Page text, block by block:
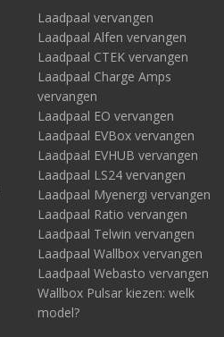
Laadpaal vervangen
Laadpaal Alfen vervangen
Laadpaal CTEK vervangen
Laadpaal Charge Amps
vervangen
Laadpaal EO vervangen
Laadpaal EVBox vervangen
Laadpaal EVHUB vervangen
Laadpaal LS24 vervangen
Laadpaal Myenergi vervangen
Laadpaal Ratio vervangen
Laadpaal Telwin vervangen
Laadpaal Wallbox vervangen
Laadpaal Webasto vervangen
Wallbox Pulsar kiezen: welk
model?